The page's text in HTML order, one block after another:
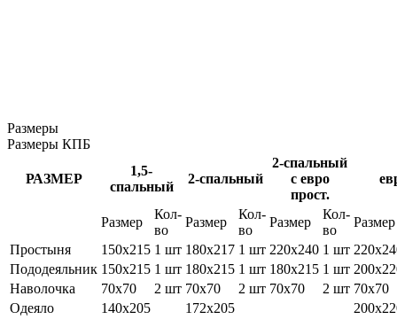
Размеры
Размеры КПБ
РАЗМЕР
1,5-
спальный
2-спальный
2-спальный
с евро
прост.
Размер
Кол-
во
Размер
Кол-
во
Размер
Кол-
во
Размер
Простыня
150х215 1 шт 180х217 1 шт 220х240 1 шт
Пододеяльник 150х215 1 шт 180х215 1 шт 180х215 1 шт
Наволочка
70х70 2 шт 70х70 2 шт 70х70 2 шт 70х70
Одеяло
140х205 172х205